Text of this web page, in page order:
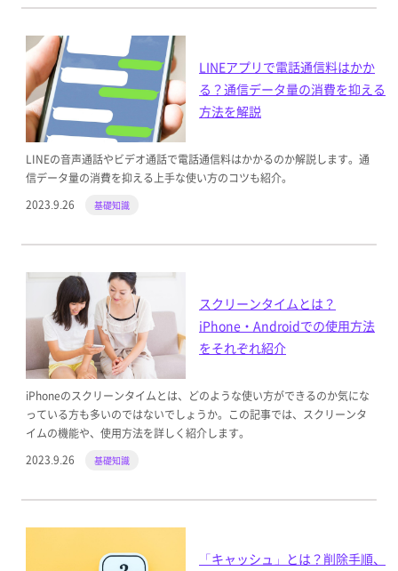
LINEアプリで電話通信料はかか
る？通信データ量の消費を抑える
方法を解説
LINEの音声通話やビデオ通話で電話通信料はかかるのか解説します。通
信データ量の消費を抑える上手な使い方のコツも紹介。
2023.9.26
基礎知識
スクリーンタイムとは？
iPhone・Androidでの使用方法
をそれぞれ紹介
iPhoneのスクリーンタイムとは、どのような使い方ができるのか気にな
っている方も多いのではないでしょうか。この記事では、スクリーンタ
イムの機能や、使用方法を詳しく紹介します。
2023.9.26
基礎知識
「キャッシュ」とは？削除手順、